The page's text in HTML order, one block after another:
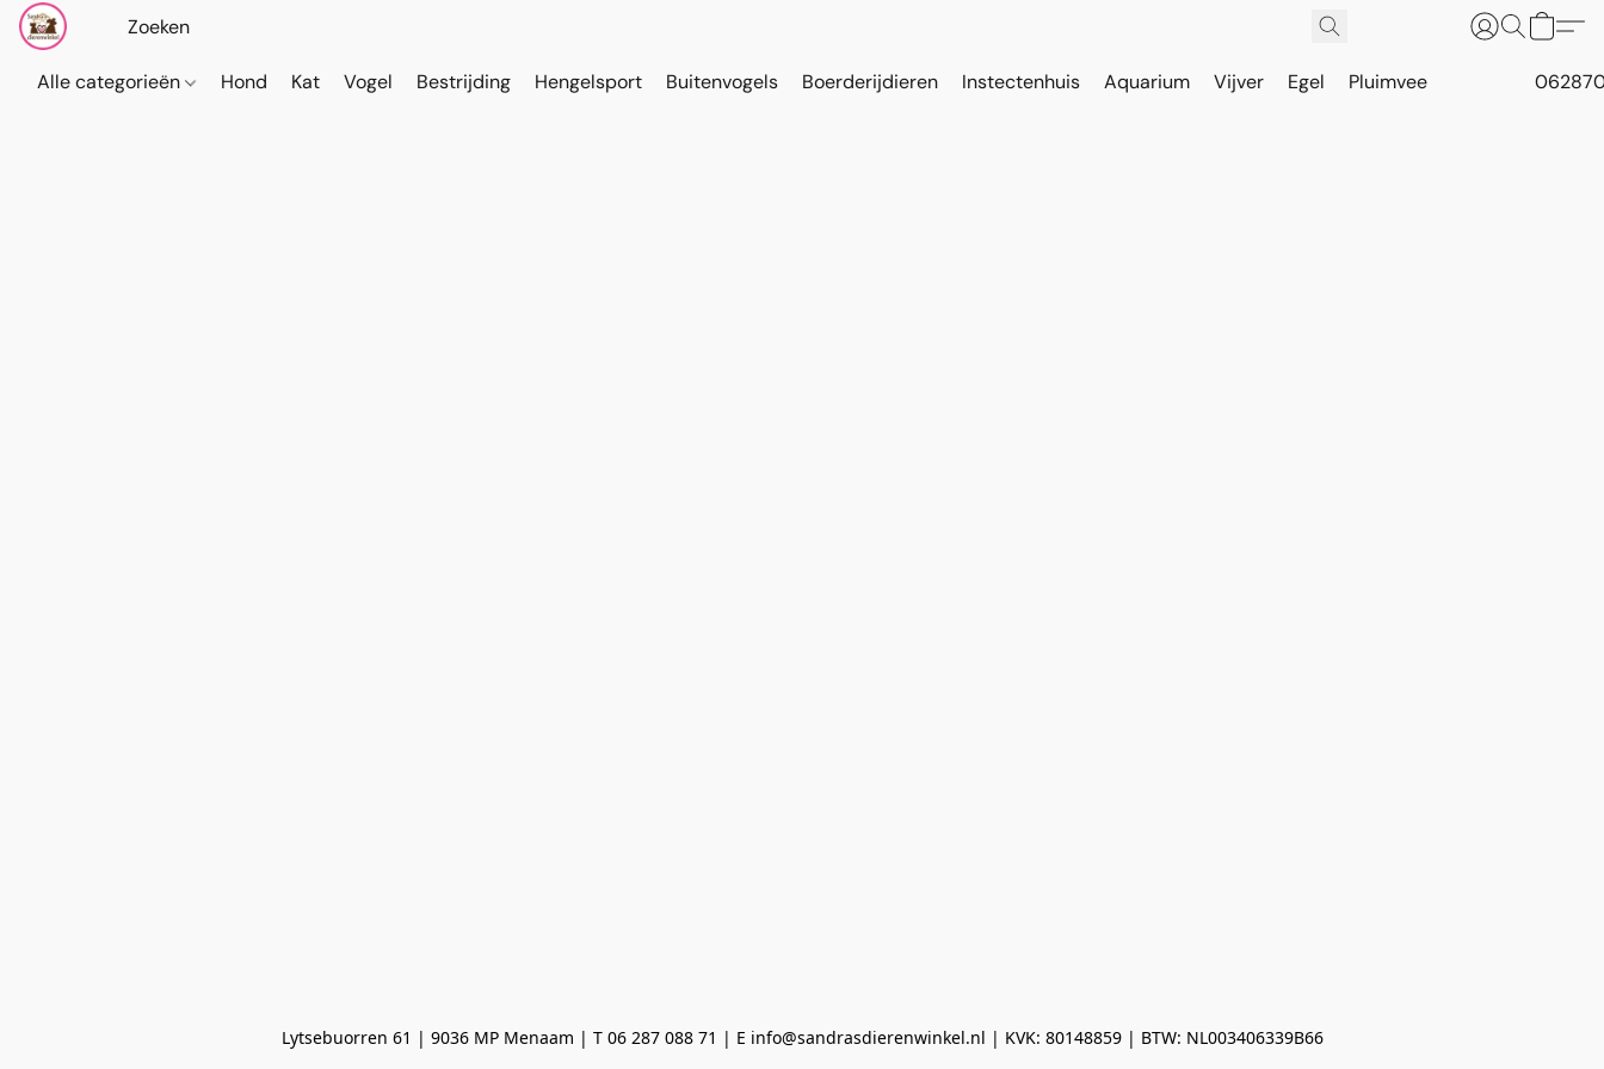
Alle categorieën Hond Kat Vogel Bestrijding Hengelsport Buitenvogels Boerderijdieren Instectenhuis Aquarium Vijver Egel Pluimvee
Lytsebuorren 61 | 9036 MP Menaam | T 06 287 088 71 | E info@sandrasdierenwinkel.nl | KVK: 80148859 | BTW: NL003406339B66